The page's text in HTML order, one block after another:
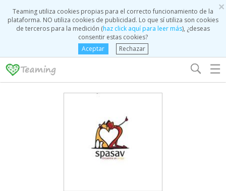
×
Teaming utiliza cookies propias para el correcto funcionamiento de la
plataforma. NO utiliza cookies de publicidad. Lo que sí utiliza son cookies
de terceros para la medición (haz click aquí para leer más), ¿deseas
consentir estas cookies?
Aceptar
Rechazar
☰